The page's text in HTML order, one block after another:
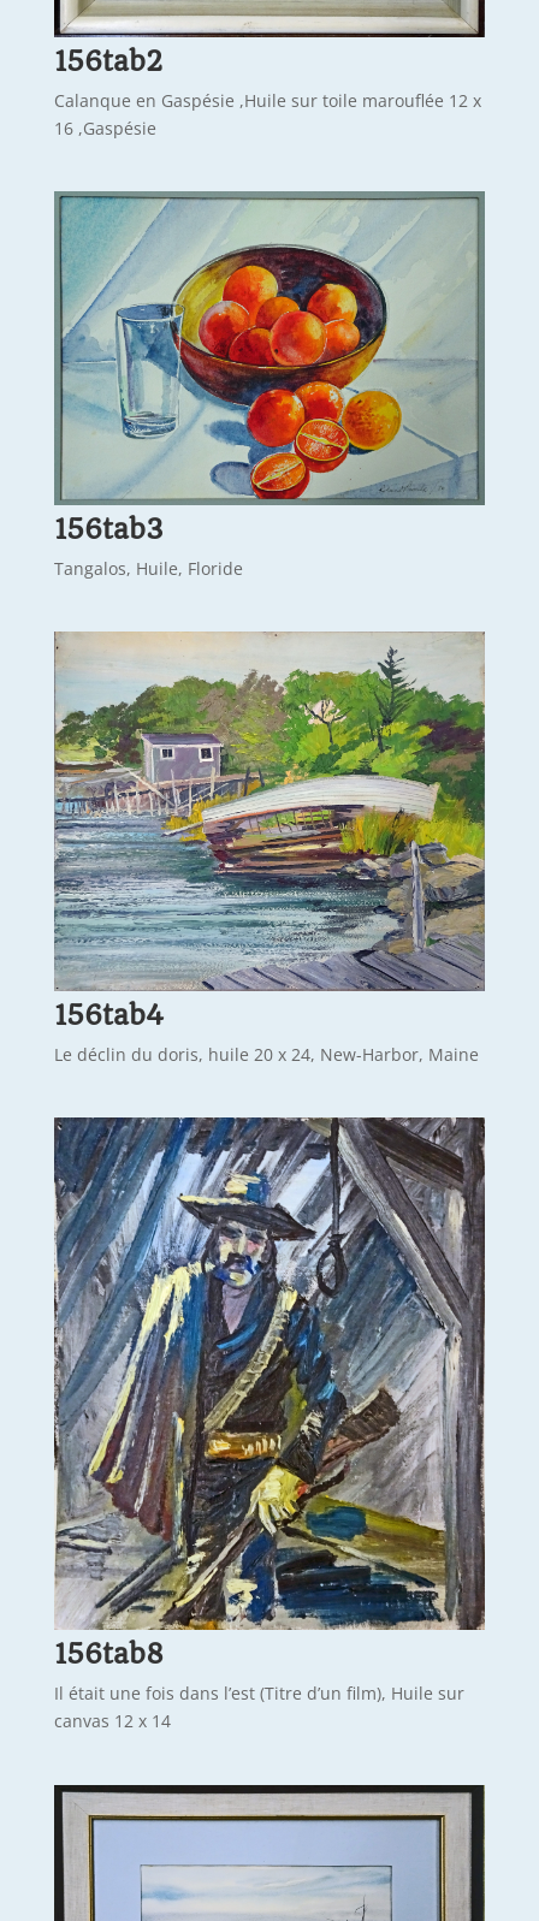
156tab2
Calanque en Gaspésie ,Huile sur toile marouflée 12 x
16 ,Gaspésie
156tab3
Tangalos, Huile, Floride
156tab4
Le déclin du doris, huile 20 x 24, New-Harbor, Maine
156tab8
Il était une fois dans l’est (Titre d’un film), Huile sur
canvas 12 x 14